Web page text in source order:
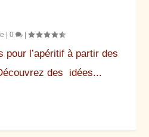
|0 |
pour l’apéritif à partir des
des idées...